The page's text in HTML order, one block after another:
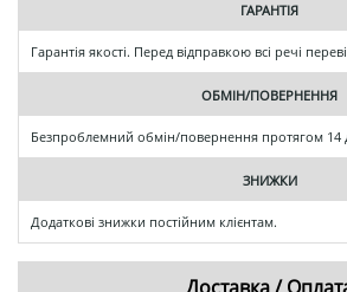
ГАРАНТІЯ
Гарантія якості. Перед відправкою всі речі
ОБМІН/ПОВЕРНЕННЯ
Безпроблемний обмін/повернення протягом 14
ЗНИЖКИ
Додаткові знижки постійним клієнтам.
Доставка /